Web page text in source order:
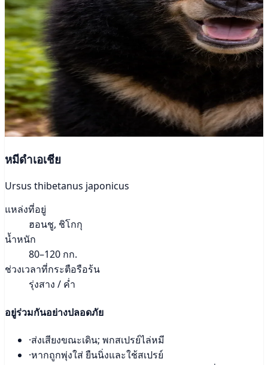
หมีดำเอเชีย
Ursus thibetanus japonicus
แหล่งที่อยู่
ฮอนชู, ชิโกกุ
น้ำหนัก
80–120 กก.
ช่วงเวลาที่กระตือรือร้น
รุ่งสาง / ค่ำ
อยู่ร่วมกันอย่างปลอดภัย
·ส่งเสียงขณะเดิน; พกสเปรย์ไล่หมี
·หากถูกพุ่งใส่ ยืนนิ่งและใช้สเปรย์